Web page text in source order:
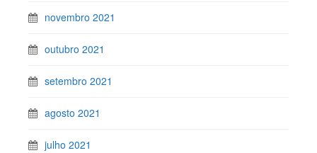
novembro 2021
outubro 2021
setembro 2021
agosto 2021
julho 2021